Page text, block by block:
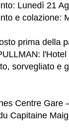
Lunedì 21
e colazione:
prima della
sorvegliato e
Centre Gare
Capitaine